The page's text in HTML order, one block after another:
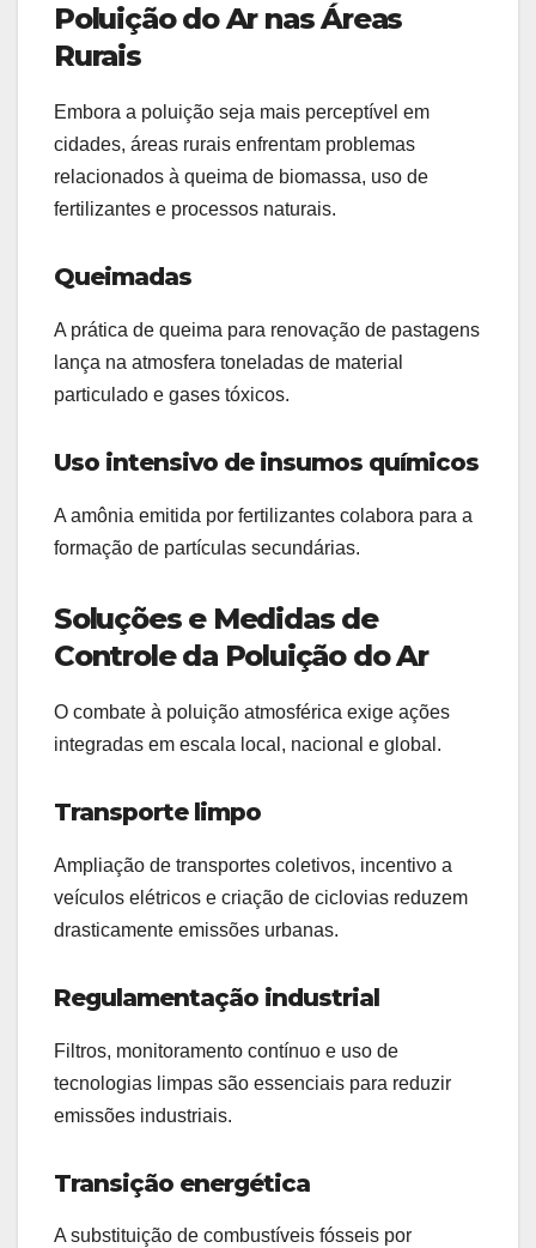
Poluição do Ar nas Áreas
Rurais
Embora a poluição seja mais perceptível em
cidades, áreas rurais enfrentam problemas
relacionados à queima de biomassa, uso de
fertilizantes e processos naturais.
Queimadas
A prática de queima para renovação de pastagens
lança na atmosfera toneladas de material
particulado e gases tóxicos.
Uso intensivo de insumos químicos
A amônia emitida por fertilizantes colabora para a
formação de partículas secundárias.
Soluções e Medidas de
Controle da Poluição do Ar
O combate à poluição atmosférica exige ações
integradas em escala local, nacional e global.
Transporte limpo
Ampliação de transportes coletivos, incentivo a
veículos elétricos e criação de ciclovias reduzem
drasticamente emissões urbanas.
Regulamentação industrial
Filtros, monitoramento contínuo e uso de
tecnologias limpas são essenciais para reduzir
emissões industriais.
Transição energética
A substituição de combustíveis fósseis por